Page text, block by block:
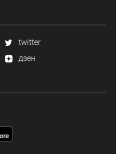
twitter
дзен